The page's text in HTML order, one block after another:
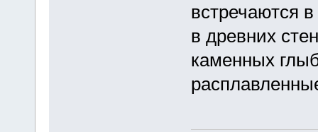
встречаются
в древних
каменных